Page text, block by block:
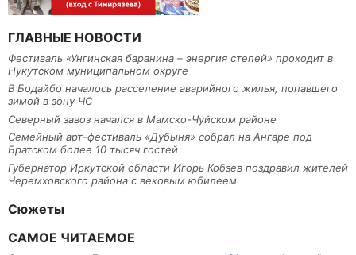
ГЛАВНЫЕ НОВОСТИ
Фестиваль «Унгинская баранина – энергия степей» проходит в
Нукутском муниципальном округе
В Бодайбо началось расселение аварийного жилья, попавшего
зимой в зону ЧС
Северный завоз начался в Мамско-Чуйском районе
Семейный арт-фестиваль «Дубыня» собрал на Ангаре под
Братском более 10 тысяч гостей
Губернатор Иркутской области Игорь Кобзев поздравил жителей
Черемховского района с вековым юбилеем
Сюжеты
САМОЕ ЧИТАЕМОЕ